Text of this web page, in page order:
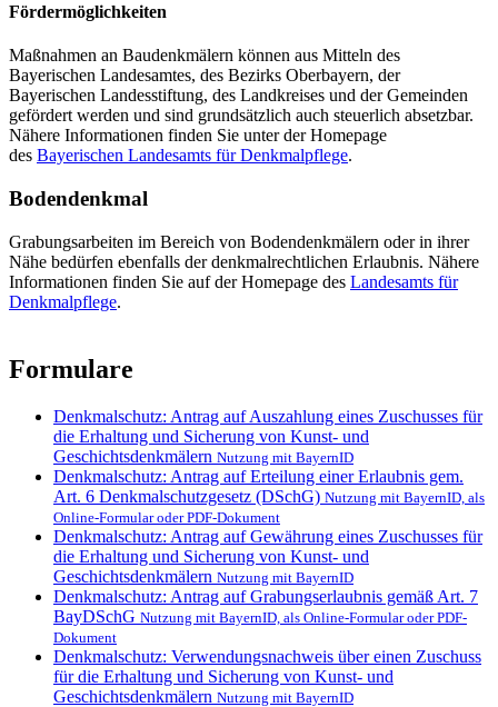
Fördermöglichkeiten
Maßnahmen an Baudenkmälern können aus Mitteln des
Bayerischen Landesamtes, des Bezirks Oberbayern, der
Bayerischen Landesstiftung, des Landkreises und der Gemeinden
gefördert werden und sind grundsätzlich auch steuerlich absetzbar.
Nähere Informationen finden Sie unter der Homepage
des Bayerischen Landesamts für Denkmalpflege.
Bodendenkmal
Grabungsarbeiten im Bereich von Bodendenkmälern oder in ihrer
Nähe bedürfen ebenfalls der denkmalrechtlichen Erlaubnis. Nähere
Informationen finden Sie auf der Homepage des Landesamts für
Denkmalpflege.
Formulare
Denkmalschutz: Antrag auf Auszahlung eines Zuschusses für
die Erhaltung und Sicherung von Kunst- und
Geschichtsdenkmälern Nutzung mit BayernID
Denkmalschutz: Antrag auf Erteilung einer Erlaubnis gem.
Art. 6 Denkmalschutzgesetz (DSchG) Nutzung mit BayernID, als
Online-Formular oder PDF-Dokument
Denkmalschutz: Antrag auf Gewährung eines Zuschusses für
die Erhaltung und Sicherung von Kunst- und
Geschichtsdenkmälern Nutzung mit BayernID
Denkmalschutz: Antrag auf Grabungserlaubnis gemäß Art. 7
BayDSchG Nutzung mit BayernID, als Online-Formular oder PDF-
Dokument
Denkmalschutz: Verwendungsnachweis über einen Zuschuss
für die Erhaltung und Sicherung von Kunst- und
Geschichtsdenkmälern Nutzung mit BayernID